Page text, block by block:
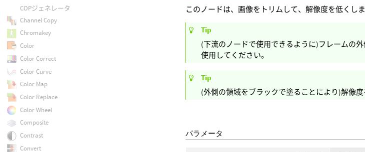
このノードは、画像をトリムして、解像度を低くし
Tip
(下流のノードで使用できるように)フレームの
使用してください。
Tip
(外側の領域をブラックで塗ることにより)解像
パラメータ
COPジェネレータ
Channel Copy
Chromakey
Color
Color Correct
Color Curve
Color Map
Color Replace
Color Wheel
Composite
Contrast
Convert